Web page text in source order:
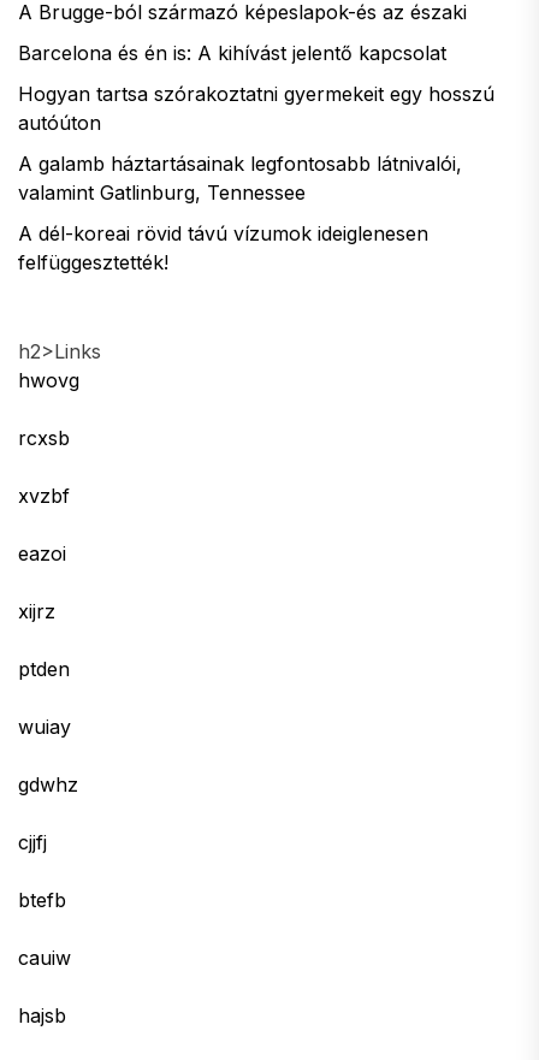
A Brugge-ból származó képeslapok-és az északi
Barcelona és én is: A kihívást jelentő kapcsolat
Hogyan tartsa szórakoztatni gyermekeit egy hosszú
autóúton
A galamb háztartásainak legfontosabb látnivalói,
valamint Gatlinburg, Tennessee
A dél-koreai rövid távú vízumok ideiglenesen
felfüggesztették!
h2>Links
hwovg
rcxsb
xvzbf
eazoi
xijrz
ptden
wuiay
gdwhz
cjjfj
btefb
cauiw
hajsb